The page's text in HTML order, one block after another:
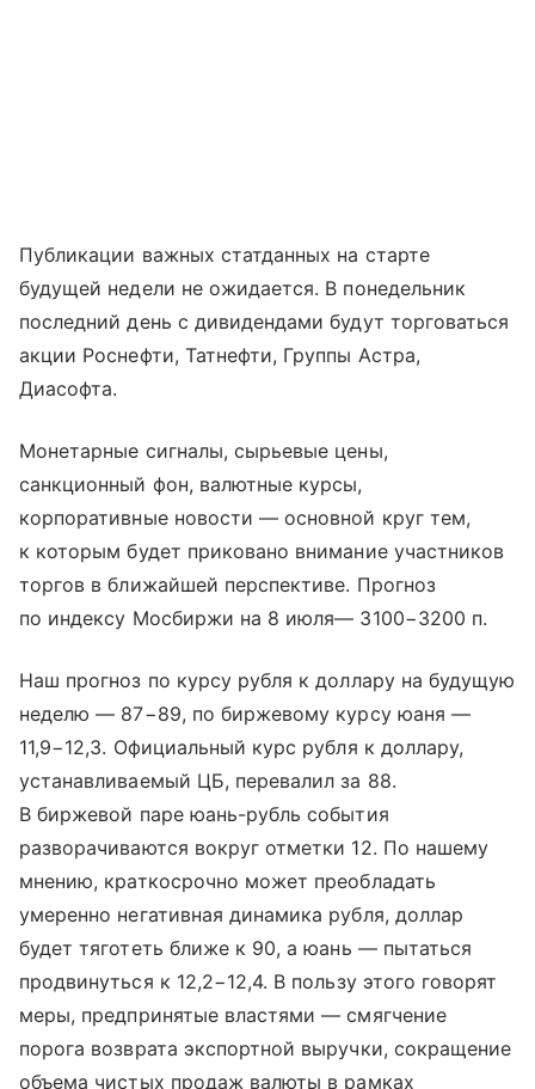
Публикации важных статданных на старте
будущей недели не ожидается. В понедельник
последний день с дивидендами будут торговаться
акции Роснефти, Татнефти, Группы Астра,
Диасофта.
Монетарные сигналы, сырьевые цены,
санкционный фон, валютные курсы,
корпоративные новости — основной круг тем,
к которым будет приковано внимание участников
торгов в ближайшей перспективе. Прогноз
по индексу Мосбиржи на 8 июля— 3100−3200 п.
Наш прогноз по курсу рубля к доллару на будущую
неделю — 87−89, по биржевому курсу юаня —
11,9−12,3. Официальный курс рубля к доллару,
устанавливаемый ЦБ, перевалил за 88.
В биржевой паре юань-рубль события
разворачиваются вокруг отметки 12. По нашему
мнению, краткосрочно может преобладать
умеренно негативная динамика рубля, доллар
будет тяготеть ближе к 90, а юань — пытаться
продвинуться к 12,2−12,4. В пользу этого говорят
меры, предпринятые властями — смягчение
порога возврата экспортной выручки, сокращение
объема чистых продаж валюты в рамках